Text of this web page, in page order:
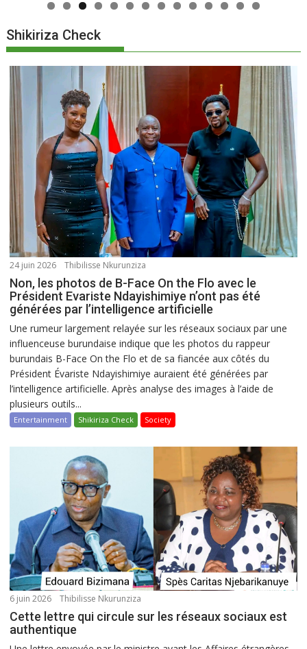
0 1 2 3 4
Shikiriza Check
24 juin 2026 Thibilisse Nkurunziza
Non, les photos de B-Face On the Flo avec le
Président Evariste Ndayishimiye n’ont pas été
générées par l’intelligence artificielle
Une rumeur largement relayée sur les réseaux sociaux par une
influenceuse burundaise indique que les photos du rappeur
burundais B-Face On the Flo et de sa fiancée aux côtés du
Président Évariste Ndayishimiye auraient été générées par
l’intelligence artificielle. Après analyse des images à l’aide de
plusieurs outils...
Entertainment Shikiriza Check Society
6 juin 2026 Thibilisse Nkurunziza
Cette lettre qui circule sur les réseaux sociaux est
authentique